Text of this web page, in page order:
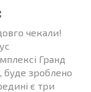
чекали!
Гранд
зроблено
є три